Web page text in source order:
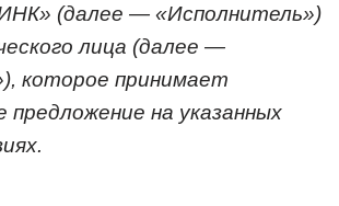
(далее — «Исполнитель»)
лица (далее —
которое принимает
на указанных